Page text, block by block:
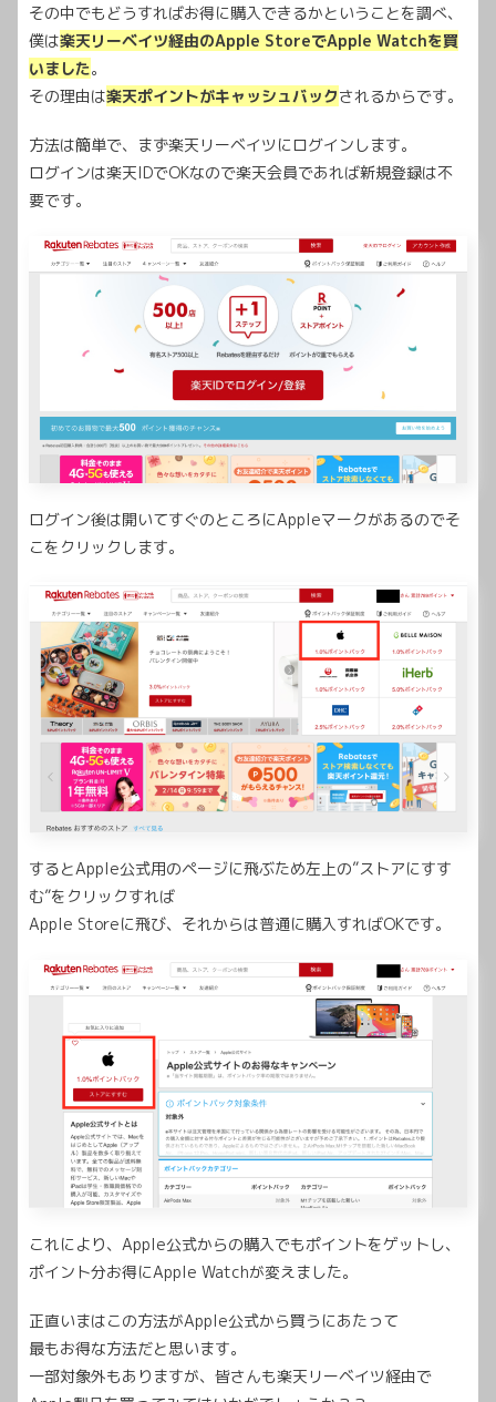
その中でもどうすればお得に購入できるかということを調べ、
僕は楽天リーベイツ経由のApple StoreでApple Watchを買
いました。
その理由は楽天ポイントがキャッシュバックされるからです。
方法は簡単で、まず楽天リーベイツにログインします。
ログインは楽天IDでOKなので楽天会員であれば新規登録は不
要です。
ログイン後は開いてすぐのところにAppleマークがあるのでそ
こをクリックします。
するとApple公式用のページに飛ぶため左上の”ストアにすす
む”をクリックすれば
Apple Storeに飛び、それからは普通に購入すればOKです。
これにより、Apple公式からの購入でもポイントをゲットし、
ポイント分お得にApple Watchが変えました。
正直いまはこの方法がApple公式から買うにあたって
最もお得な方法だと思います。
一部対象外もありますが、皆さんも楽天リーベイツ経由で